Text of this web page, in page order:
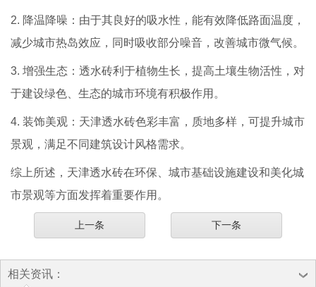
2. 降温降噪：由于其良好的吸水性，能有效降低路面温度，
减少城市热岛效应，同时吸收部分噪音，改善城市微气候。
3. 增强生态：透水砖利于植物生长，提高土壤生物活性，对
于建设绿色、生态的城市环境有积极作用。
4. 装饰美观：天津透水砖色彩丰富，质地多样，可提升城市
景观，满足不同建筑设计风格需求。
综上所述，天津透水砖在环保、城市基础设施建设和美化城
市景观等方面发挥着重要作用。
上一条 下一条
相关资讯：